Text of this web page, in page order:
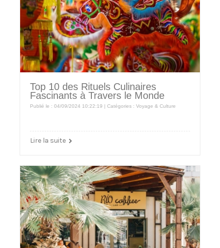
Top 10 des Rituels Culinaires
Fascinants à Travers le Monde
Publié le : 04/09/2024 10:22:19 | Catégories : Voyage & Culture
Lire la suite